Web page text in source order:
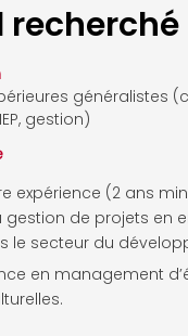
recherché
généralistes
gestion)
expérience (2 ans
gestion de projets en
le secteur du
en management